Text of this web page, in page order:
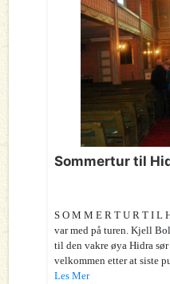
Sommertur til
S O M M E R T U R T I L
var med på turen. Kjell
til den vakre øya Hidra
velkommen etter at siste
Les Mer